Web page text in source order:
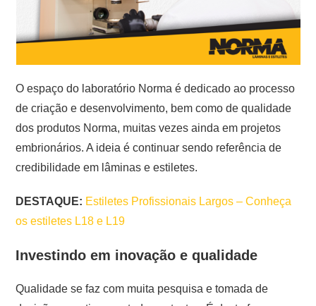
O espaço do laboratório Norma é dedicado ao processo
de criação e desenvolvimento, bem como de qualidade
dos produtos Norma, muitas vezes ainda em projetos
embrionários. A ideia é continuar sendo referência de
credibilidade em lâminas e estiletes.
DESTAQUE: Estiletes Profissionais Largos – Conheça
os estiletes L18 e L19
Investindo em inovação e qualidade
Qualidade se faz com muita pesquisa e tomada de